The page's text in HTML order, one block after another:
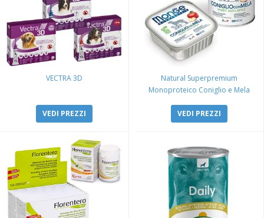
VECTRA 3D
VEDI PREZZI
Natural Superpremium
Monoproteico Coniglio e Mela
VEDI PREZZI